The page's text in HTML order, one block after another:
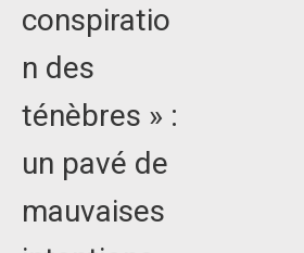
conspiratio
n des
ténèbres » :
un pavé de
mauvaises